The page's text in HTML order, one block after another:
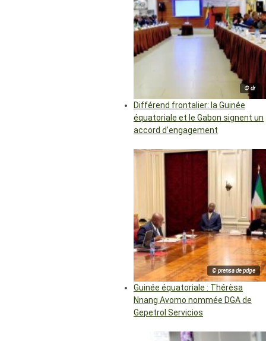
© dr
Différend frontalier: la Guinée
équatoriale et le Gabon signent un
accord d’engagement
© prensa de pdge
Guinée équatoriale : Thérèsa
Nnang Avomo nommée DGA de
Gepetrol Servicios